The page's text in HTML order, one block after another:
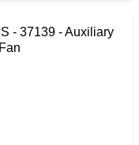
- 37139 - Auxiliary